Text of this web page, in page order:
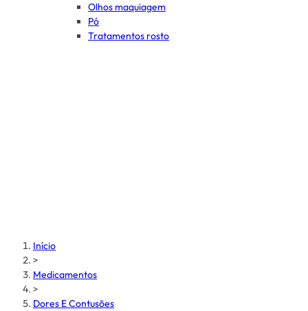
Olhos maquiagem
Pó
Tratamentos rosto
Início
>
Medicamentos
>
Dores E Contusões